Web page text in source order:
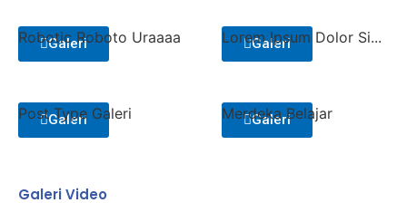
Galeri
Robotic Roboto Uraaaa Galeri
Lorem Ipsum Dolor Si...
Galeri
Post Type Galeri Galeri
Merdeka Belajar
Galeri Video